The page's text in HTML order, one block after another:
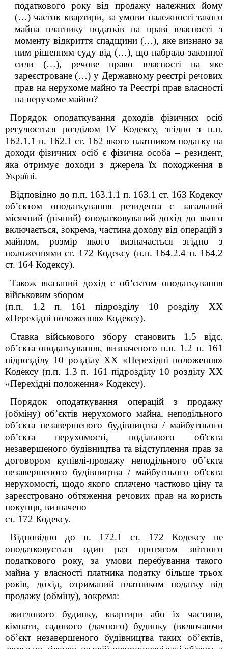
податкового року від продажу належних йому
(…) часток квартири, за умови належності такого
майна платнику податків на праві власності з
моменту відкриття спадщини (…), яке визнано за
ним рішенням суду від (…), що набрало законної
сили (…), речове право власності на яке
зареєстроване (…) у Державному реєстрі речових
прав на нерухоме майно та Реєстрі прав власності
на нерухоме майно?
Порядок оподаткування доходів фізичних осіб
регулюється розділом IV Кодексу, згідно з п.п.
162.1.1 п. 162.1 ст. 162 якого платником податку на
доходи фізичних осіб є фізична особа – резидент,
яка отримує доходи з джерела їх походження в
Україні.
Відповідно до п.п. 163.1.1 п. 163.1 ст. 163 Кодексу
об’єктом оподаткування резидента є загальний
місячний (річний) оподатковуваний дохід до якого
включається, зокрема, частина доходу від операцій з
майном, розмір якого визначається згідно з
положеннями ст. 172 Кодексу (п.п. 164.2.4 п. 164.2
ст. 164 Кодексу).
Також вказаний дохід є об’єктом оподаткування
військовим збором
(п.п. 1.2 п. 161
підрозділу 10 розділу XX
«Перехідні положення» Кодексу).
Ставка військового збору становить 1,5 відс.
об’єкта оподаткування, визначеного п.п. 1.2 п. 161
підрозділу 10 розділу XX «Перехідні положення»
Кодексу (п.п. 1.3 п. 161 підрозділу 10 розділу XX
«Перехідні положення» Кодексу).
Порядок оподаткування операцій з продажу
(обміну) об’єктів нерухомого майна, неподільного
об’єкта незавершеного будівництва / майбутнього
об’єкта нерухомості, подільного об'єкта
незавершеного будівництва та відступлення прав за
договором купівлі-продажу неподільного об’єкта
незавершеного будівництва / майбутнього об'єкта
нерухомості, щодо якого сплачено частково ціну та
зареєстровано обтяження речових прав на користь
покупця, визначено
ст. 172 Кодексу.
Відповідно до п. 172.1 ст. 172 Кодексу не
оподатковується один раз протягом звітного
податкового року, за умови перебування такого
майна у власності платника податку більше трьох
років, дохід, отриманий платником податку від
продажу (обміну), зокрема:
житлового будинку, квартири або їх частини,
кімнати, садового (дачного) будинку (включаючи
об’єкт незавершеного будівництва таких об’єктів,